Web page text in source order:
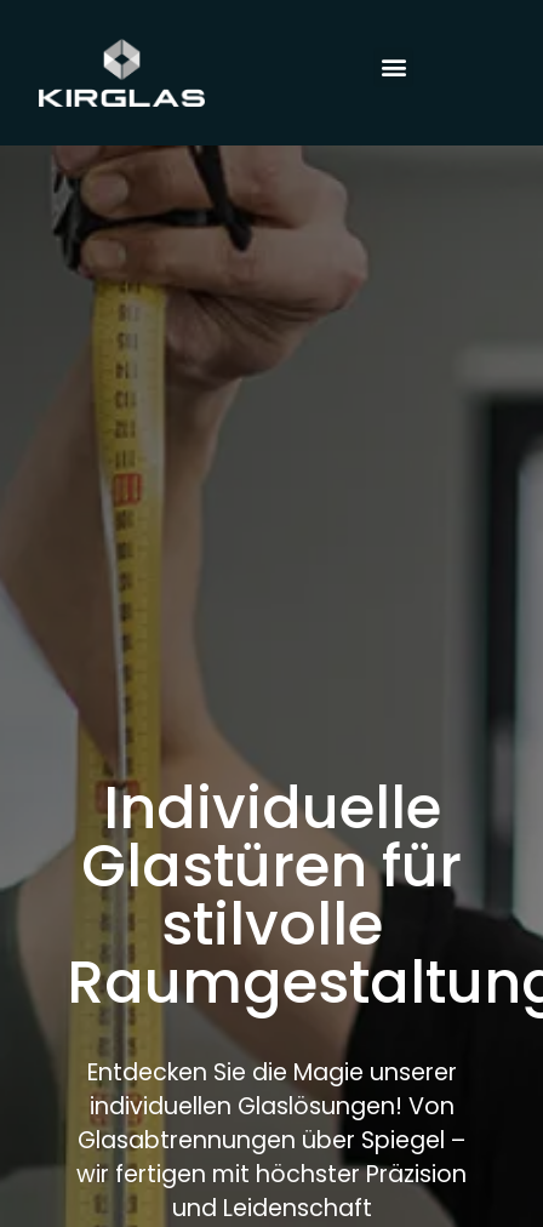
Individuelle
Glastüren für
stilvolle
Entdecken Sie die Magie unserer
individuellen Glaslösungen! Von
Glasabtrennungen über Spiegel –
wir fertigen mit höchster Präzision
und Leidenschaft